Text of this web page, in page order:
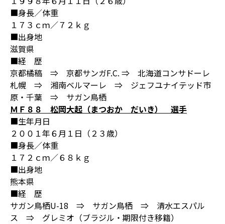
■身長／体重
１７３ｃｍ／７２ｋｇ
■出身地
滋賀県
■経 歴
京都橘稿 ⇒ 京都サンガF.C. ⇒ 北海道コンサドーレ
札幌 ⇒ 湘南ベルマーレ ⇒ ジェフユナイテッド市
原・千葉 ⇒ サガン鳥栖
ＭＦ８８ 松岡大起（まつおか だいき） 選手
■生年月日
２００１年６月１日（２３歳）
■身長／体重
１７２ｃｍ／６８ｋｇ
■出身地
熊本県
■経 歴
サガン鳥栖U-18 ⇒ サガン鳥栖 ⇒ 清水エスパル
ス ⇒ グレミオ（ブラジル・期限付き移籍）